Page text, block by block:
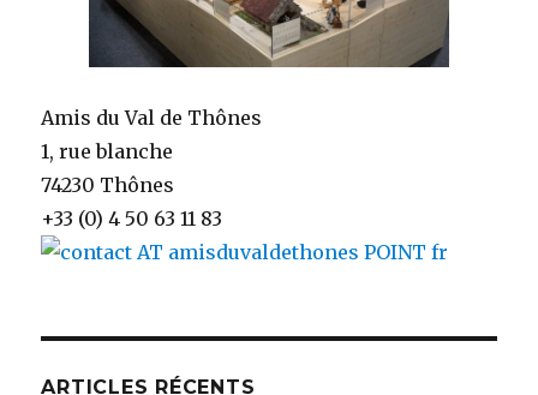
Amis du Val de Thônes
1, rue blanche
74230 Thônes
+33 (0) 4 50 63 11 83
ARTICLES RÉCENTS